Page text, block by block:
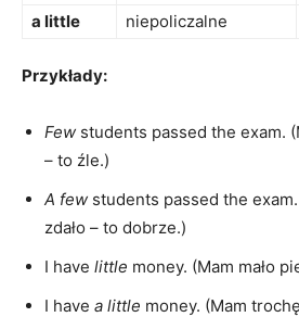
a little
niepoliczalne
Przykłady:
Few students passed the exam.
– to źle.)
A few students passed the
zdało – to dobrze.)
I have little money. (Mam mało
I have a little money. (Mam